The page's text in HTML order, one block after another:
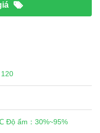
Độ ẩm：30%~95%